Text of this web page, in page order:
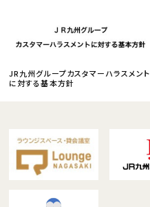
JR九州グループカスタマーハラスメント
に対する基本方針